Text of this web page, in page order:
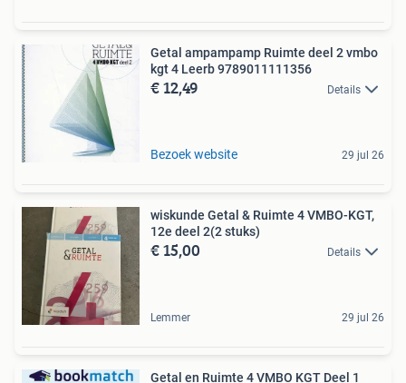
Getal ampampamp Ruimte deel 2 vmbo
kgt 4 Leerb 9789011111356
€ 12,49 Details
Bezoek website 29 jul 26
wiskunde Getal & Ruimte 4 VMBO-KGT,
12e deel 2(2 stuks)
€ 15,00 Details
Lemmer 29 jul 26
Getal en Ruimte 4 VMBO KGT Deel 1